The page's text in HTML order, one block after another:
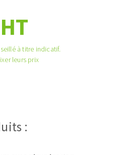
SURFACE
HT
à titre indicatif.
leurs prix
: